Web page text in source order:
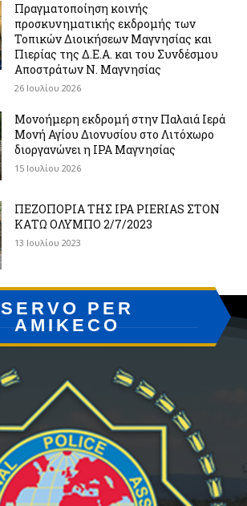
Πραγματοποίηση κοινής
προσκυνηματικής εκδρομής των
Τοπικών Διοικήσεων Μαγνησίας και
Πιερίας της Δ.Ε.Α. και του Συνδέσμου
Αποστράτων Ν. Μαγνησίας
26 Ιουλίου 2026
Μονοήμερη εκδρομή στην Παλαιά Ιερά
Μονή Αγίου Διονυσίου στο Λιτόχωρο
διοργανώνει η IPA Μαγνησίας
15 Ιουλίου 2026
ΠΕΖΟΠΟΡΙΑ ΤΗΣ IPA PIERIAS ΣΤΟΝ
ΚΑΤΩ ΟΛΥΜΠΟ 2/7/2023
13 Ιουλίου 2023
SERVO PER
AMIKECO